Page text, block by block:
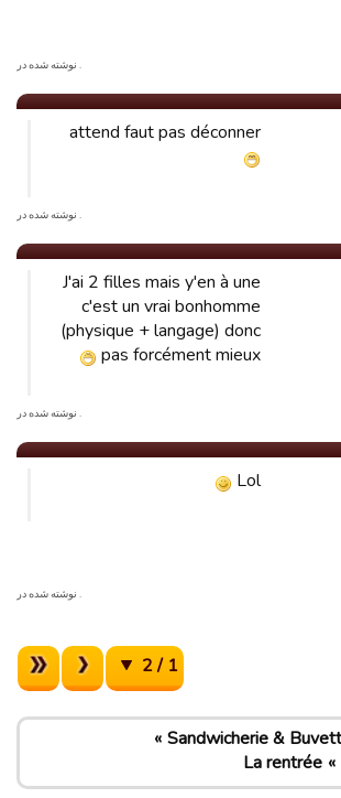
. نوشته شده در
attend faut pas déconner
. نوشته شده در
J'ai 2 filles mais y'en à une
c'est un vrai bonhomme
(physique + langage) donc
pas forcément mieux
. نوشته شده در
Lol
. نوشته شده در
1 / 2
Sandwicherie &
La rentrée